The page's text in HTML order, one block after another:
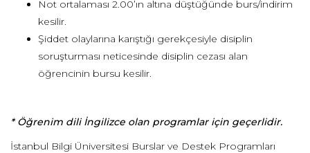
Not ortalaması 2.00’ın altına düştüğünde burs/indirim
kesilir.
Şiddet olaylarına karıştığı gerekçesiyle disiplin
soruşturması neticesinde disiplin cezası alan
öğrencinin bursu kesilir.
* Öğrenim dili İngilizce olan programlar için geçerlidir.
İstanbul Bilgi Üniversitesi Burslar ve Destek Programları